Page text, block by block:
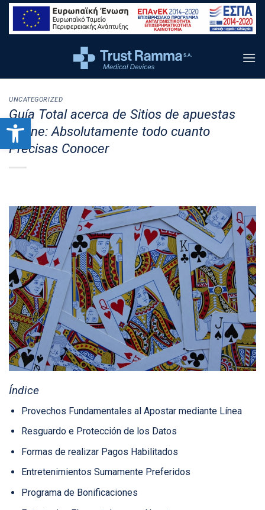
Ανοίξτε τη γραμμή εργαλείων
content
UNCATEGORIZED
Guía Total acerca de Sitios de apuestas
Online: Absolutamente todo cuanto
Precisas Conocer
Índice
Provechos Fundamentales al Apostar mediante Línea
Resguardo e Protección de los Datos
Formas de realizar Pagos Habilitados
Entretenimientos Sumamente Preferidos
Programa de Bonificaciones